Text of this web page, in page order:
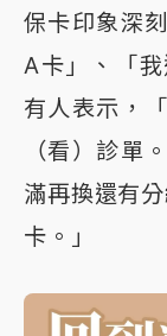
保卡印象深
A卡」、「
有人表示，
（看）診單
滿再換還有
卡。」